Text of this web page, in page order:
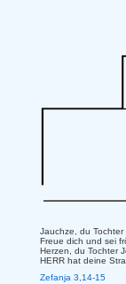
Jauchze, du Tochter
Freue dich und sei
Herzen, du Tochter
HERR hat deine
Zefanja 3,14-15